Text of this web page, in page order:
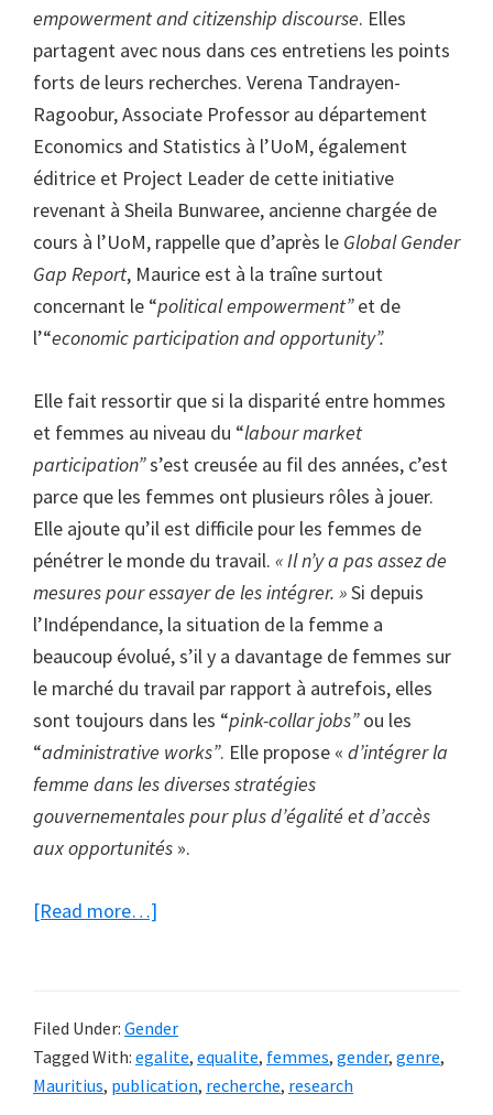
empowerment and citizenship discourse. Elles
partagent avec nous dans ces entretiens les points
forts de leurs recherches. Verena Tandrayen-
Ragoobur, Associate Professor au département
Economics and Statistics à l’UoM, également
éditrice et Project Leader de cette initiative
revenant à Sheila Bunwaree, ancienne chargée de
cours à l’UoM, rappelle que d’après le Global Gender
Gap Report, Maurice est à la traîne surtout
concernant le “political empowerment”et de
l’“economic participation and opportunity”.
Elle fait ressortir que si la disparité entre hommes
et femmes au niveau du “labour market
participation”s’est creusée au fil des années, c’est
parce que les femmes ont plusieurs rôles à jouer.
Elle ajoute qu’il est difficile pour les femmes de
pénétrer le monde du travail. « Il n’y a pas assez de
mesures pour essayer de les intégrer. »Si depuis
l’Indépendance, la situation de la femme a
beaucoup évolué, s’il y a davantage de femmes sur
le marché du travail par rapport à autrefois, elles
sont toujours dans les “pink-collar jobs”ou les
“administrative works”. Elle propose « d’intégrer la
femme dans les diverses stratégies
gouvernementales pour plus d’égalité et d’accès
aux opportunités ».
[Read more…]
femme
mauricienne
:
Filed Under: Gender
Tagged With: egalite, equalite, femmes, gender, genre,
Mauritius, publication, recherche, research